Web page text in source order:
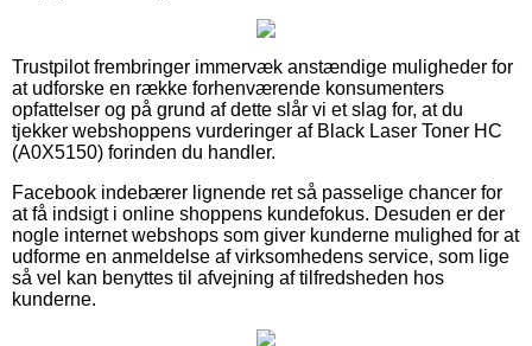
Trustpilot frembringer immervæk anstændige muligheder for
at udforske en række forhenværende konsumenters
opfattelser og på grund af dette slår vi et slag for, at du
tjekker webshoppens vurderinger af Black Laser Toner HC
(A0X5150) forinden du handler.
Facebook indebærer lignende ret så passelige chancer for
at få indsigt i online shoppens kundefokus. Desuden er der
nogle internet webshops som giver kunderne mulighed for at
udforme en anmeldelse af virksomhedens service, som lige
så vel kan benyttes til afvejning af tilfredsheden hos
kunderne.